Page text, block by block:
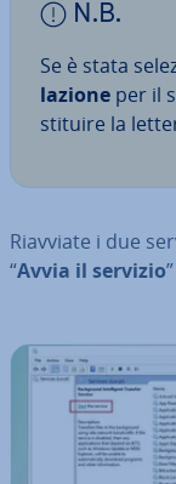
N.B.
Se è stata
la­zio­ne per il
sti­tui­re la
Riavviate i due
“Avvia il servizio